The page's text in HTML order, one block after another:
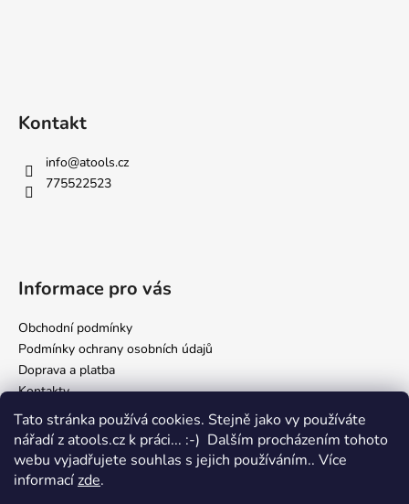
Tato stránka používá cookies. Stejně jako vy používáte
nářadí z atools.cz k práci... :-) Dalším procházením tohoto
webu vyjadřujete souhlas s jejich používáním.. Více
informacízde.
Kontakt
info@atools.cz
775522523
Informace pro vás
Obchodní podmínky
Podmínky ochrany osobních údajů
Doprava a platba
Kontakty
Facebook